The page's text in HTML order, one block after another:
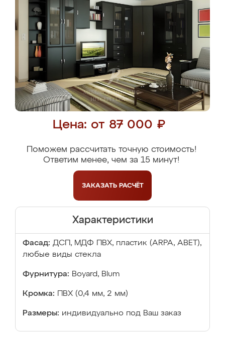
Цена: от 87 000 ₽
Поможем рассчитать точную стоимость!
Ответим менее, чем за 15 минут!
ЗАКАЗАТЬ РАСЧЁТ
Характеристики
Фасад: ДСП, МДФ ПВХ, пластик (ARPA, ABET),
любые виды стекла
Фурнитура: Boyard, Blum
Кромка: ПВХ (0,4 мм, 2 мм)
Размеры: индивидуально под Ваш заказ